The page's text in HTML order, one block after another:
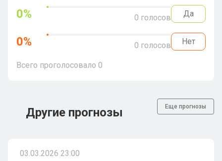
0% 0 голосов Да
0% 0 голосов Нет
Всего проголосовало 0
Другие прогнозы Еще прогнозы
03.03.2026 23:00